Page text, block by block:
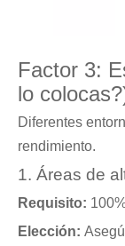
Factor 3:
lo
Diferentes
rendimiento.
1. Áreas de
Requisito:
Elección: